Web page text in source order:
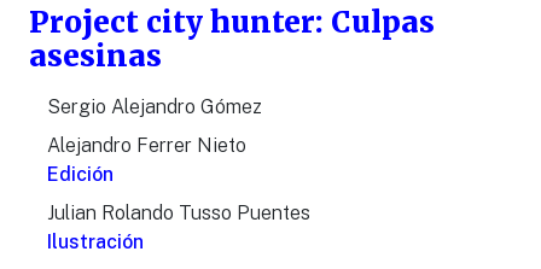
Project city hunter: Culpas
asesinas
Sergio Alejandro Gómez
Alejandro Ferrer Nieto
Edición
Julian Rolando Tusso Puentes
Ilustración